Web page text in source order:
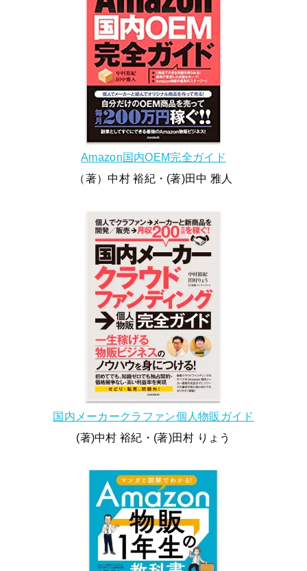
Amazon国内OEM完全ガイド
（著）中村 裕紀・(著)田中 雅人
国内メーカークラファン個人物販ガイド
(著)中村 裕紀・(著)田村 りょう